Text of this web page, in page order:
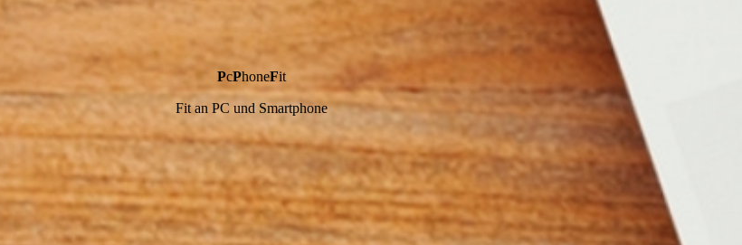
PcPhoneFit
Fit an PC und Smartphone